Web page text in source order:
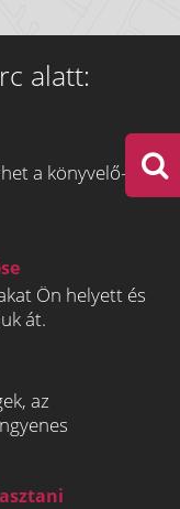
alatt:
a könyvelő-
Ön helyett és
át.
az